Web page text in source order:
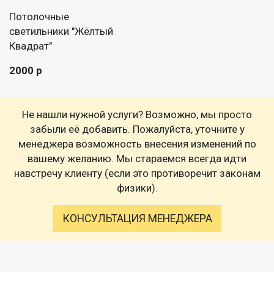
Потолочные
светильники "Жёлтый
Квадрат"
2000 р
Не нашли нужной услуги? Возможно, мы просто
забыли её добавить. Пожалуйста, уточните у
менеджера возможность внесения изменений по
вашему желанию. Мы стараемся всегда идти
навстречу клиенту (если это противоречит законам
физики).
КОНСУЛЬТАЦИЯ МЕНЕДЖЕРА